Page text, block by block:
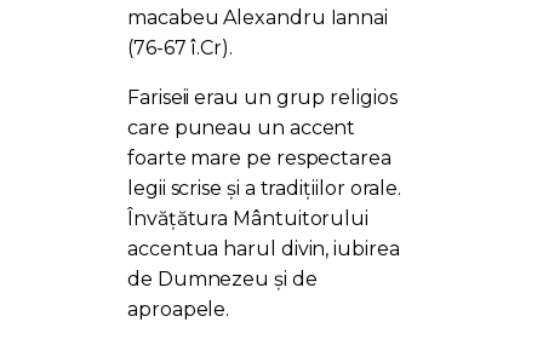
macabeu Alexandru Iannai
(76-67 î.Cr).
Fariseii erau un grup religios
care puneau un accent
foarte mare pe respectarea
legii scrise și a tradițiilor orale.
Învățătura Mântuitorului
accentua harul divin, iubirea
de Dumnezeu și de
aproapele.